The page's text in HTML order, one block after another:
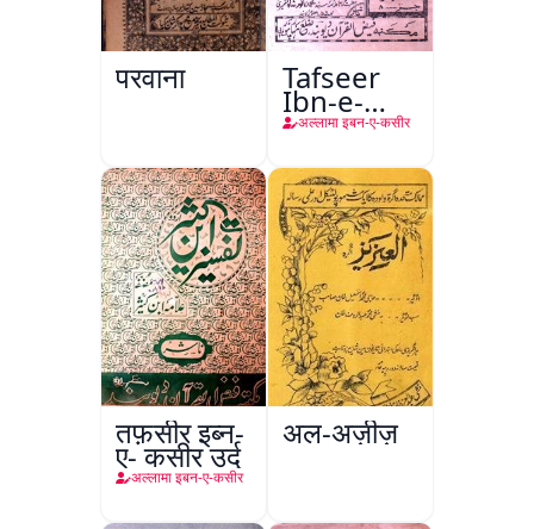
परवाना Tafseer
Ibn-e-
Kaseer
अल्लामा इबन-ए-कसीर
तफ़सीर इब्न-
ए- कसीर उर्दू
अल्लामा इबन-ए-कसीर
अल-अज़ीज़